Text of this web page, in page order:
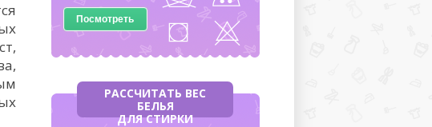
Посмотреть
РАССЧИТАТЬ ВЕС
БЕЛЬЯ
ДЛЯ СТИРКИ